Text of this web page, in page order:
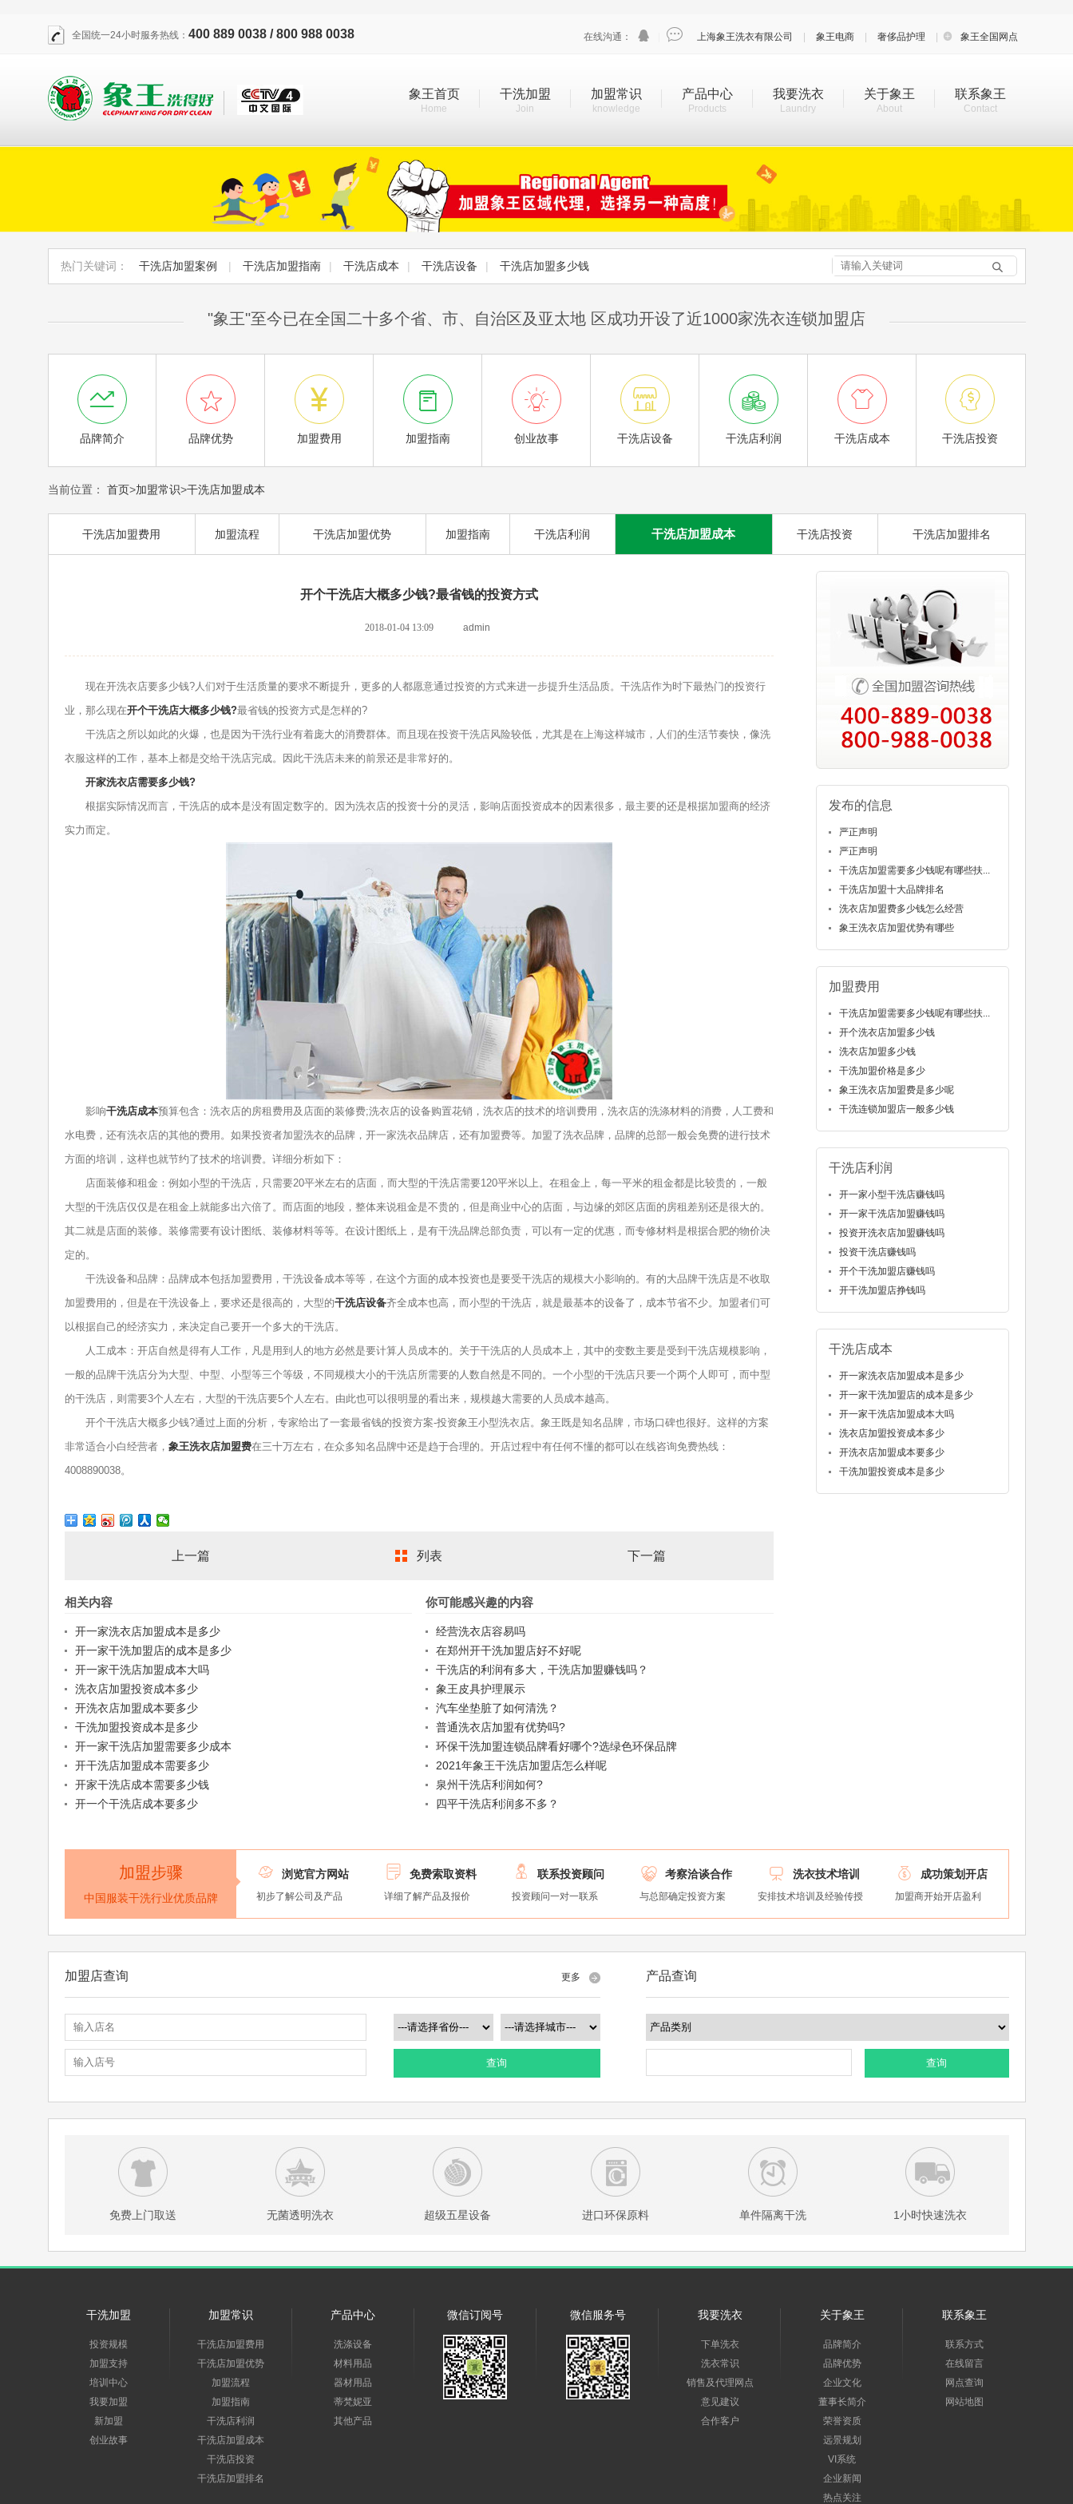
全国统一24小时服务热线： 400 889 0038 / 800 988 0038 在线沟通：   上海象王洗衣有限公司 象王电商 奢侈品护理  象王全国网点
象王首页
Home
干洗加盟
Join
加盟常识
knowledge
产品中心
Products
我要洗衣
Laundry
关于象王
About
联系象王
Contact
热门关键词： 干洗店加盟案例 | 干洗店加盟指南 | 干洗店成本 | 干洗店设备 | 干洗店加盟多少钱 
"象王"至今已在全国二十多个省、市、自治区及亚太地 区成功开设了近1000家洗衣连锁加盟店

品牌简介

品牌优势

加盟费用

加盟指南

创业故事

干洗店设备

干洗店利润

干洗店成本

干洗店投资
当前位置： 首页>加盟常识>干洗店加盟成本
干洗店加盟费用 加盟流程 干洗店加盟优势 加盟指南 干洗店利润 干洗店加盟成本 干洗店投资 干洗店加盟排名
开个干洗店大概多少钱?最省钱的投资方式
2018-01-04 13:09 admin
现在开洗衣店要多少钱?人们对于生活质量的要求不断提升，更多的人都愿意通过投资的方式来进一步提升生活品质。干洗店作为时下最热门的投资行
业，那么现在开个干洗店大概多少钱?最省钱的投资方式是怎样的?
干洗店之所以如此的火爆，也是因为干洗行业有着庞大的消费群体。而且现在投资干洗店风险较低，尤其是在上海这样城市，人们的生活节奏快，像洗
衣服这样的工作，基本上都是交给干洗店完成。因此干洗店未来的前景还是非常好的。
开家洗衣店需要多少钱?
根据实际情况而言，干洗店的成本是没有固定数字的。因为洗衣店的投资十分的灵活，影响店面投资成本的因素很多，最主要的还是根据加盟商的经济
实力而定。
影响干洗店成本预算包含：洗衣店的房租费用及店面的装修费;洗衣店的设备购置花销，洗衣店的技术的培训费用，洗衣店的洗涤材料的消费，人工费和
水电费，还有洗衣店的其他的费用。如果投资者加盟洗衣的品牌，开一家洗衣品牌店，还有加盟费等。加盟了洗衣品牌，品牌的总部一般会免费的进行技术
方面的培训，这样也就节约了技术的培训费。详细分析如下：
店面装修和租金：例如小型的干洗店，只需要20平米左右的店面，而大型的干洗店需要120平米以上。在租金上，每一平米的租金都是比较贵的，一般
大型的干洗店仅仅是在租金上就能多出六倍了。而店面的地段，整体来说租金是不贵的，但是商业中心的店面，与边缘的郊区店面的房租差别还是很大的。
其二就是店面的装修。装修需要有设计图纸、装修材料等等。在设计图纸上，是有干洗品牌总部负责，可以有一定的优惠，而专修材料是根据合肥的物价决
定的。
干洗设备和品牌：品牌成本包括加盟费用，干洗设备成本等等，在这个方面的成本投资也是要受干洗店的规模大小影响的。有的大品牌干洗店是不收取
加盟费用的，但是在干洗设备上，要求还是很高的，大型的干洗店设备齐全成本也高，而小型的干洗店，就是最基本的设备了，成本节省不少。加盟者们可
以根据自己的经济实力，来决定自己要开一个多大的干洗店。
人工成本：开店自然是得有人工作，凡是用到人的地方必然是要计算人员成本的。关于干洗店的人员成本上，其中的变数主要是受到干洗店规模影响，
一般的品牌干洗店分为大型、中型、小型等三个等级，不同规模大小的干洗店所需要的人数自然是不同的。一个小型的干洗店只要一个两个人即可，而中型
的干洗店，则需要3个人左右，大型的干洗店要5个人左右。由此也可以很明显的看出来，规模越大需要的人员成本越高。
开个干洗店大概多少钱?通过上面的分析，专家给出了一套最省钱的投资方案-投资象王小型洗衣店。象王既是知名品牌，市场口碑也很好。这样的方案
非常适合小白经营者， 象王洗衣店加盟费在三十万左右，在众多知名品牌中还是趋于合理的。开店过程中有任何不懂的都可以在线咨询免费热线：
4008890038。
上一篇 列表 下一篇
相关内容
开一家洗衣店加盟成本是多少
开一家干洗加盟店的成本是多少
开一家干洗店加盟成本大吗
洗衣店加盟投资成本多少
开洗衣店加盟成本要多少
干洗加盟投资成本是多少
开一家干洗店加盟需要多少成本
开干洗店加盟成本需要多少
开家干洗店成本需要多少钱
开一个干洗店成本要多少
你可能感兴趣的内容
经营洗衣店容易吗
在郑州开干洗加盟店好不好呢
干洗店的利润有多大，干洗店加盟赚钱吗？
象王皮具护理展示
汽车坐垫脏了如何清洗？
普通洗衣店加盟有优势吗?
环保干洗加盟连锁品牌看好哪个?选绿色环保品牌
2021年象王干洗店加盟店怎么样呢
泉州干洗店利润如何?
四平干洗店利润多不多？
发布的信息
严正声明
严正声明
干洗店加盟需要多少钱呢有哪些扶...
干洗店加盟十大品牌排名
洗衣店加盟费多少钱怎么经营
象王洗衣店加盟优势有哪些
加盟费用
干洗店加盟需要多少钱呢有哪些扶...
开个洗衣店加盟多少钱
洗衣店加盟多少钱
干洗加盟价格是多少
象王洗衣店加盟费是多少呢
干洗连锁加盟店一般多少钱
干洗店利润
开一家小型干洗店赚钱吗
开一家干洗店加盟赚钱吗
投资开洗衣店加盟赚钱吗
投资干洗店赚钱吗
开个干洗加盟店赚钱吗
开干洗加盟店挣钱吗
干洗店成本
开一家洗衣店加盟成本是多少
开一家干洗加盟店的成本是多少
开一家干洗店加盟成本大吗
洗衣店加盟投资成本多少
开洗衣店加盟成本要多少
干洗加盟投资成本是多少
加盟步骤
中国服装干洗行业优质品牌
 浏览官方网站
初步了解公司及产品
 免费索取资料
详细了解产品及报价
 联系投资顾问
投资顾问一对一联系
 考察洽谈合作
与总部确定投资方案
 洗衣技术培训
安排技术培训及经验传授
 成功策划开店
加盟商开始开店盈利
加盟店查询 更多
查询
产品查询
查询
免费上门取送 无菌透明洗衣 超级五星设备 进口环保原料 单件隔离干洗 1小时快速洗衣
干洗加盟
投资规模
加盟支持
培训中心
我要加盟
新加盟
创业故事
加盟常识
干洗店加盟费用
干洗店加盟优势
加盟流程
加盟指南
干洗店利润
干洗店加盟成本
干洗店投资
干洗店加盟排名
产品中心
洗涤设备
材料用品
器材用品
蒂梵妮亚
其他产品
微信订阅号 微信服务号 我要洗衣
下单洗衣
洗衣常识
销售及代理网点
意见建议
合作客户
关于象王
品牌简介
品牌优势
企业文化
董事长简介
荣誉资质
远景规划
VI系统
企业新闻
热点关注
联系象王
联系方式
在线留言
网点查询
网站地图